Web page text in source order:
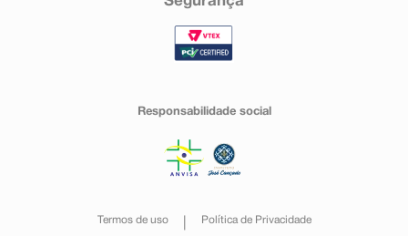
Responsabilidade social
Termos de uso Política de Privacidade